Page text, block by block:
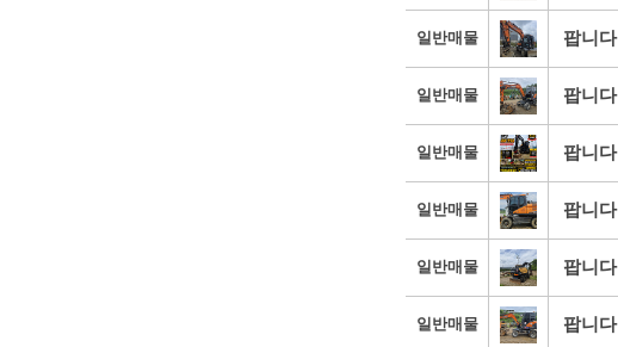
일반매물 팝니다
일반매물 팝니다
일반매물 팝니다
일반매물 팝니다
일반매물 팝니다
일반매물 팝니다